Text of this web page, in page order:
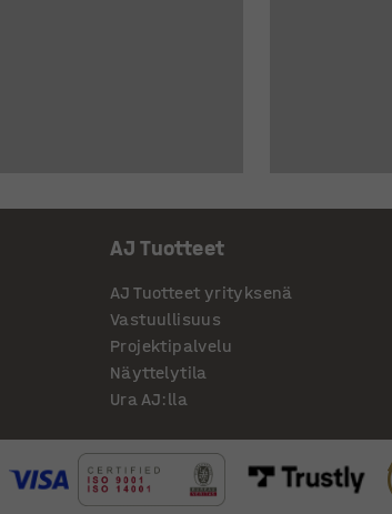
AJ Tuotteet
AJ Tuotteet yrityksenä
Vastuullisuus
Projektipalvelu
Näyttelytila
Ura AJ:lla